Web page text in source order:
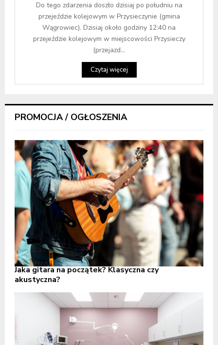
Do tego zdarzenia doszło dzisiaj po południu na
przejeździe kolejowym w Przysieczynie (gmina
Wągrowiec). Dzisiaj około godziny 12:40 na
przejeździe kolejowym w miejscowości Przysieczy
(przejazd...
Czytaj więcej
PROMOCJA / OGŁOSZENIA
Jaka gitara na początek? Klasyczna czy
akustyczna?